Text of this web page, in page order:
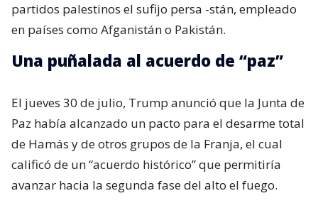
partidos palestinos el sufijo persa -stán, empleado
en países como Afganistán o Pakistán.
Una puñalada al acuerdo de “paz”
El jueves 30 de julio, Trump anunció que la Junta de
Paz había alcanzado un pacto para el desarme total
de Hamás y de otros grupos de la Franja, el cual
calificó de un “acuerdo histórico” que permitiría
avanzar hacia la segunda fase del alto el fuego.